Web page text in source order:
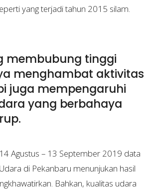
yang terjadi tahun 2015 silam.
membubung tinggi
menghambat aktivitas
juga mempengaruhi
yang berbahaya
Agustus – 13 September 2019 data
di Pekanbaru menunjukan hasil
Bahkan, kualitas udara